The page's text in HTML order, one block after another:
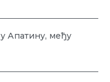
Апатину, међу